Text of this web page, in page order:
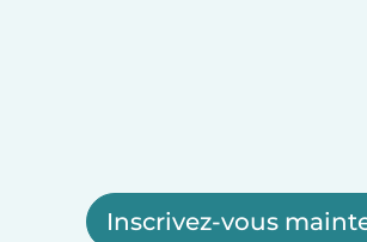
Inscrivez-vous